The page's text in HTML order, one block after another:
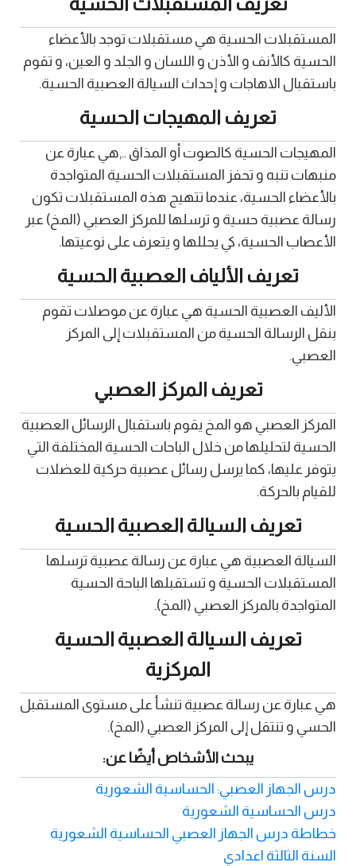
المستقبلات الحسية هي مستقبلات توجد بالأعضاء
الحسية كالأنف و الأذن و اللسان و الجلد و العين، و تقوم
باستقبال الاهاجات و إحداث السيالة العصبية الحسية.
تعريف المهيجات الحسية
المهيجات الحسية كالصوت أو المذاق ..,هي عبارة عن
منبهات تنبه و تحفز المستقبلات الحسية المتواجدة
بالأعضاء الحسية، عندما تتهيج هذه المستقبلات تكون
رسالة عصبية حسية و ترسلها للمركز العصبي (المخ) عبر
الأعصاب الحسية، كي يحللها و يتعرف على نوعيتها.
تعريف الألياف العصبية الحسية
الأليف العصبية الحسية هي عبارة عن موصلات تقوم
بنقل الرسالة الحسية من المستقبلات إلى المركز
العصبي.
تعريف المركز العصبي
المركز العصبي هو المخ يقوم باستقبال الرسائل العصبية
الحسية لتحليلها من خلال الباحات الحسية المختلفة التي
يتوفر عليها، كما يرسل رسائل عصبية حركية للعضلات
للقيام بالحركة.
تعريف السيالة العصبية الحسية
السيالة العصبية هي عبارة عن رسالة عصبية ترسلها
المستقبلات الحسية و تستقبلها الباحة الحسية
المتواجدة بالمركز العصبي (المخ).
تعريف السيالة العصبية الحسية
المركزية
هي عبارة عن رسالة عصبية تنشأ على مستوى المستقبل
الحسي و تنتقل إلى المركز العصبي (المخ).
يبحث الأشخاص أيضًا عن:
درس الجهاز العصبي: الحساسية الشعورية
درس الحساسية الشعورية
خطاطة درس الجهاز العصبي الحساسية الشعورية
السنة الثالثة اعدادي